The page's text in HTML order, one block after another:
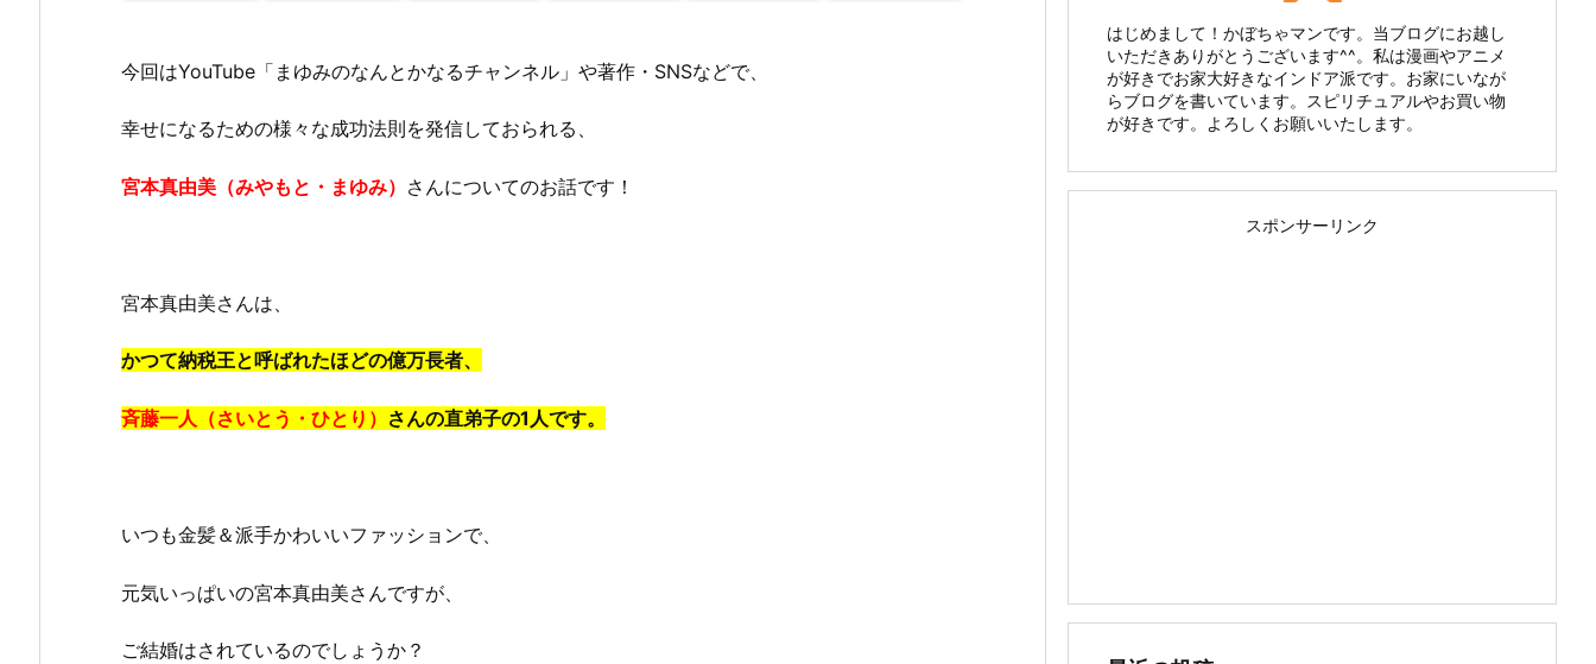
今回はYouTube「まゆみのなんとかなるチャンネル」や著作・SNSなどで、
幸せになるための様々な成功法則を発信しておられる、
宮本真由美（みやもと・まゆみ） さんについてのお話です！
宮本真由美さんは、
かつて納税王と呼ばれたほどの億万長者、
斉藤一人（さいとう・ひとり） さんの直弟子の1人です。
いつも金髪＆派手かわいいファッションで、
元気いっぱいの宮本真由美さんですが、
ご結婚はされているのでしょうか？
はじめまして！かぼちゃマンです。当ブログにお越し
いただきありがとうございます^^。私は漫画やアニメ
が好きでお家大好きなインドア派です。お家にいなが
らブログを書いています。スピリチュアルやお買い物
が好きです。よろしくお願いいたします。
スポンサーリンク